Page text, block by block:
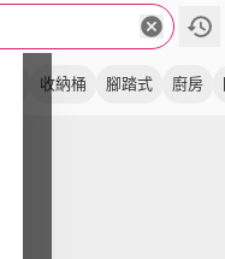
收納桶 腳踏式 廚房